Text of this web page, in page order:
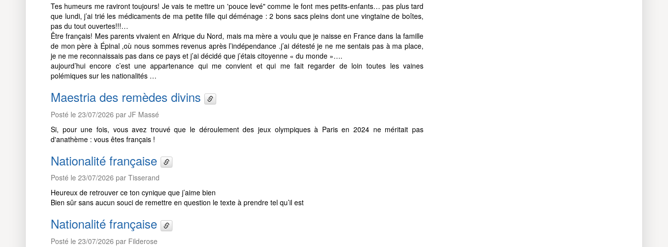
Tes humeurs me raviront toujours! Je vais te mettre un 'pouce levé" comme le font mes petits-enfants… pas plus tard
que lundi, j’ai trié les médicaments de ma petite fille qui déménage : 2 bons sacs pleins dont une vingtaine de boîtes,
pas du tout ouvertes!!!…
Être français! Mes parents vivaient en Afrique du Nord, mais ma mère a voulu que je naisse en France dans la famille
de mon père à Épinal ,où nous sommes revenus après l’indépendance .j’ai détesté je ne me sentais pas à ma place,
je ne me reconnaissais pas dans ce pays et j’ai décidé que j’étais citoyenne « du monde »….
aujourd’hui encore c’est une appartenance qui me convient et qui me fait regarder de loin toutes les vaines
polémiques sur les nationalités …
Maestria des remèdes divins
Posté le 23/07/2026 par JF Massé
Si, pour une fois, vous avez trouvé que le déroulement des jeux olympiques à Paris en 2024 ne méritait pas
d'anathème : vous êtes français !
Nationalité française
Posté le 23/07/2026 par Tisserand
Heureux de retrouver ce ton cynique que j’aime bien
Bien sûr sans aucun souci de remettre en question le texte à prendre tel qu’il est
Nationalité française
Posté le 23/07/2026 par Filderose